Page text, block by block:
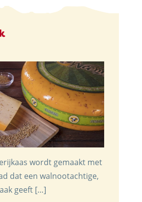
wordt gemaakt met
dat een walnootachtige,
geeft […]